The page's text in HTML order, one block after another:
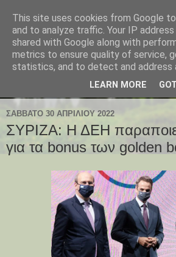
ΣΆΒΒΑΤΟ 30 ΑΠΡΙΛΊΟΥ 2022
ΣΥΡΙΖΑ: Η ΔΕΗ
για τα bonus των golden
This site uses cookies from Google
and to analyze traffic. Your IP
shared with Google along with
metrics to ensure quality of service,
statistics, and to detect and address
LEARN MORE